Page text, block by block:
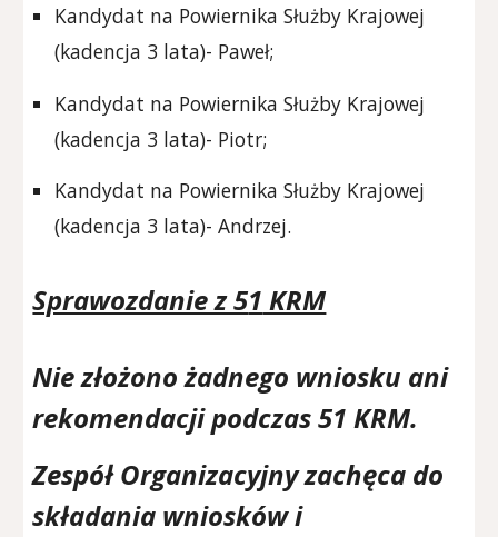
Kandydat na Powiernika Służby Krajowej
(kadencja 3 lata)- Paweł;
Kandydat na Powiernika Służby Krajowej
(kadencja 3 lata)- Piotr;
Kandydat na Powiernika Służby Krajowej
(kadencja 3 lata)- Andrzej.
Sprawozdanie z 51 KRM
Nie złożono żadnego wniosku ani
rekomendacji podczas 51 KRM.
Zespół Organizacyjny zachęca do
składania wniosków i